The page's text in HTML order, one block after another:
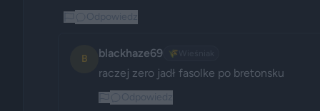
B blackhaze69 🌾
raczej zero jadł fasolke po bretonsku